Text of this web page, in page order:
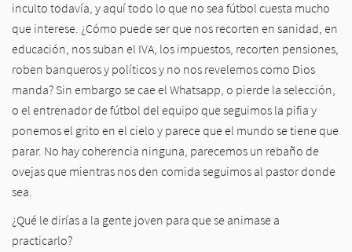
inculto todavía, y aquí todo lo que no sea fútbol cuesta mucho
que interese. ¿Cómo puede ser que nos recorten en sanidad, en
educación, nos suban el IVA, los impuestos, recorten pensiones,
roben banqueros y políticos y no nos revelemos como Dios
manda? Sin embargo se cae el Whatsapp, o pierde la selección,
o el entrenador de fútbol del equipo que seguimos la pifia y
ponemos el grito en el cielo y parece que el mundo se tiene que
parar. No hay coherencia ninguna, parecemos un rebaño de
ovejas que mientras nos den comida seguimos al pastor donde
sea.
¿Qué le dirías a la gente joven para que se animase a
practicarlo?